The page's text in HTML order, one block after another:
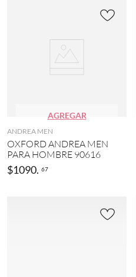
AGREGAR
ANDREA MEN
OXFORD ANDREA MEN
PARA HOMBRE 90616
$1090. 67